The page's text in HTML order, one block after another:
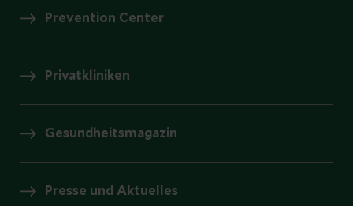
Prevention Center
Privatkliniken
Gesundheitsmagazin
Presse und Aktuelles